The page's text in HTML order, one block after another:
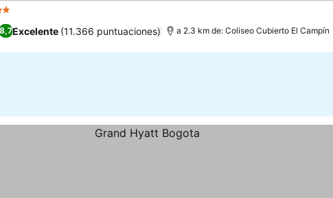
8,7Excelente (11.366 puntuaciones) a 2.3 km de: Coliseo Cubierto El Campín